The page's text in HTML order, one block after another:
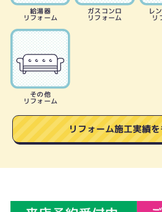
給湯器
リフォーム
ガスコンロ
リフォーム
レ
リ
その他
リフォーム
リフォーム施工実績